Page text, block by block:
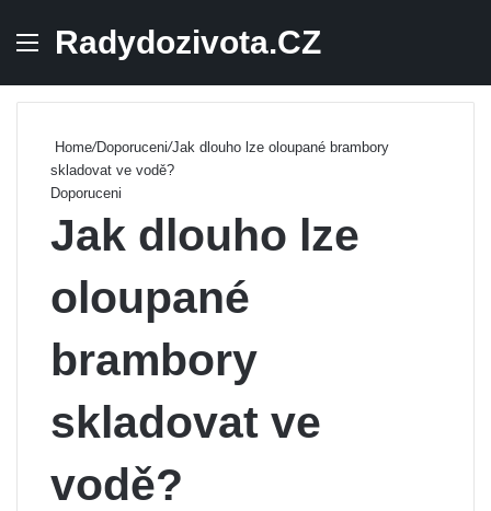
Menu
Radydozivota.CZ
Home/Doporuceni/Jak dlouho lze oloupané brambory
skladovat ve vodě?
Doporuceni
Jak dlouho lze
oloupané
brambory
skladovat ve
vodě?